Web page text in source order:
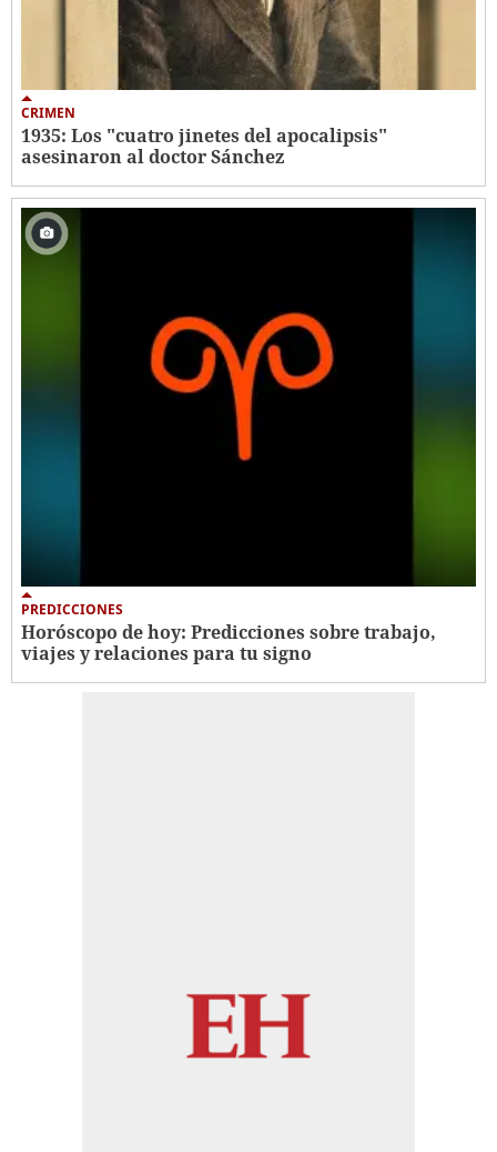
CRIMEN
1935: Los "cuatro jinetes del apocalipsis"
asesinaron al doctor Sánchez
PREDICCIONES
Horóscopo de hoy: Predicciones sobre trabajo,
viajes y relaciones para tu signo